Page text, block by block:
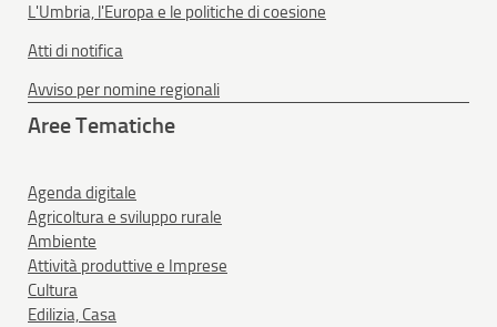
L'Umbria, l'Europa e le politiche di coesione
Atti di notifica
Avviso per nomine regionali
Aree Tematiche
Agenda digitale
Agricoltura e sviluppo rurale
Ambiente
Attività produttive e Imprese
Cultura
Edilizia, Casa